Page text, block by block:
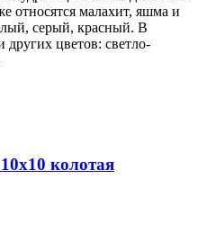
относятся малахит, яшма и
серый, красный. В
цветов: светло-
колотая